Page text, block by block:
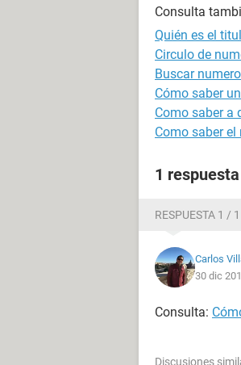
Consulta
Quién es el
Circulo de
Buscar
Cómo saber
Como saber a
Como saber
1 respuesta
RESPUESTA 1 / 1
Carlos
30 dic
Consulta:
Discusiones